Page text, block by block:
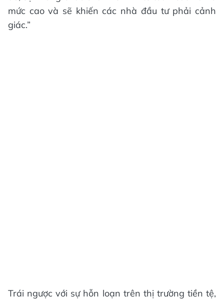
mức cao và sẽ khiến các nhà đầu tư phải cảnh
giác.”
Trái ngược với sự hỗn loạn trên thị trường tiền tệ,